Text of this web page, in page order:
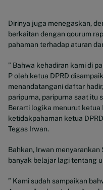
Dirinya juga menegaskan,
berkaitan dengan qourum
pahaman terhadap aturan
” Bahwa kehadiran kami di
P oleh ketua DPRD
menandatangani daftar
paripurna, paripurna saat itu
Berarti logika menurut ketua
ketidakpahaman ketua
Tegas Irwan.
Bahkan, Irwan menyarankan
banyak belajar lagi tentang
” Kami sudah sampaikan